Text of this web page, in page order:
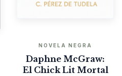
NOVELA NEGRA
Daphne McGraw:
El Chick Lit Mortal